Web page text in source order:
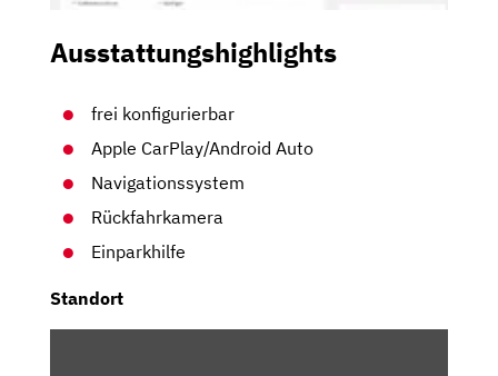
Ausstattungshighlights
frei konfigurierbar
Apple CarPlay/Android Auto
Navigationssystem
Rückfahrkamera
Einparkhilfe
Standort